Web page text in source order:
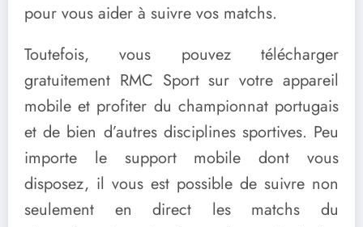
pour vous aider à suivre vos matchs.
Toutefois, vous pouvez télécharger
gratuitement RMC Sport sur votre appareil
mobile et profiter du championnat portugais
et de bien d’autres disciplines sportives. Peu
importe le support mobile dont vous
disposez, il vous est possible de suivre non
seulement en direct les matchs du